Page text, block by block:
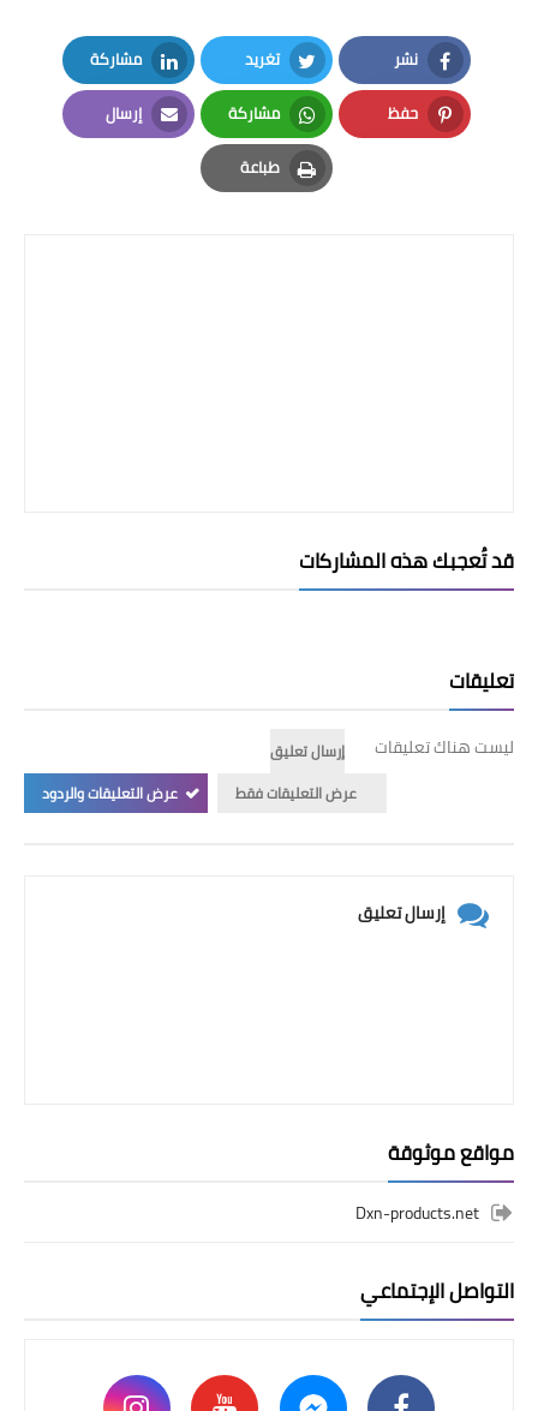
نشر
Facebook
تغريد
Twitter
مشاركة
LinkedIn
حفظ
Pinterest
مشاركة
Whatsapp
إرسال
Email
طباعة
Print
قد تُعجبك هذه المشاركات
تعليقات
ليست هناك تعليقات
إرسال تعليق
عرض التعليقات فقط
عرض التعليقات والردود
إرسال تعليق
مواقع موثوقة
Dxn-products.net
التواصل الإجتماعي